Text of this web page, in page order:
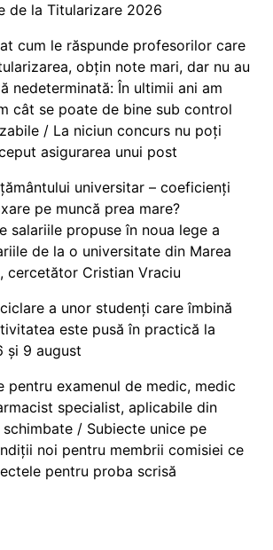
de la Titularizare 2026
cum le răspunde profesorilor care
obțin note mari, dar nu au
nedeterminată: În ultimii ani am
cât se poate de bine sub control
/ La niciun concurs nu poți
asigurarea unui post
universitar – coeficienți
pe muncă prea mare?
salariile propuse în noua lege a
de la o universitate din Marea
cercetător Cristian Vraciu
a unor studenți care îmbină
este pusă în practică la
și 9 august
pentru examenul de medic, medic
specialist, aplicabile din
/ Subiecte unice pe
noi pentru membrii comisiei ce
pentru proba scrisă